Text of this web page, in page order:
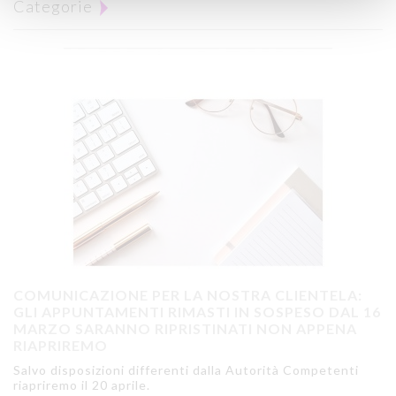
Categorie
Salvo disposizioni differenti dalla Autorità Competenti
riapriremo il 20 aprile.